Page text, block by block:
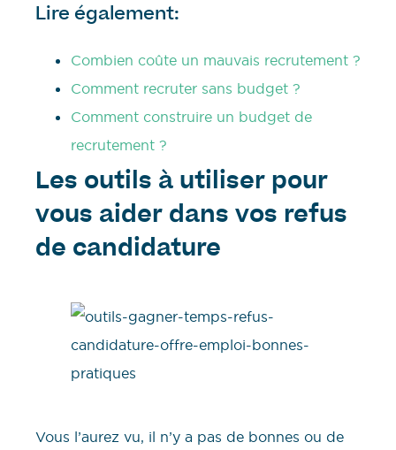
Lire également:
Combien coûte un mauvais recrutement ?
Comment recruter sans budget ?
Comment construire un budget de
recrutement ?
Les outils à utiliser pour
vous aider dans vos refus
de candidature
Vous l’aurez vu, il n’y a pas de bonnes ou de